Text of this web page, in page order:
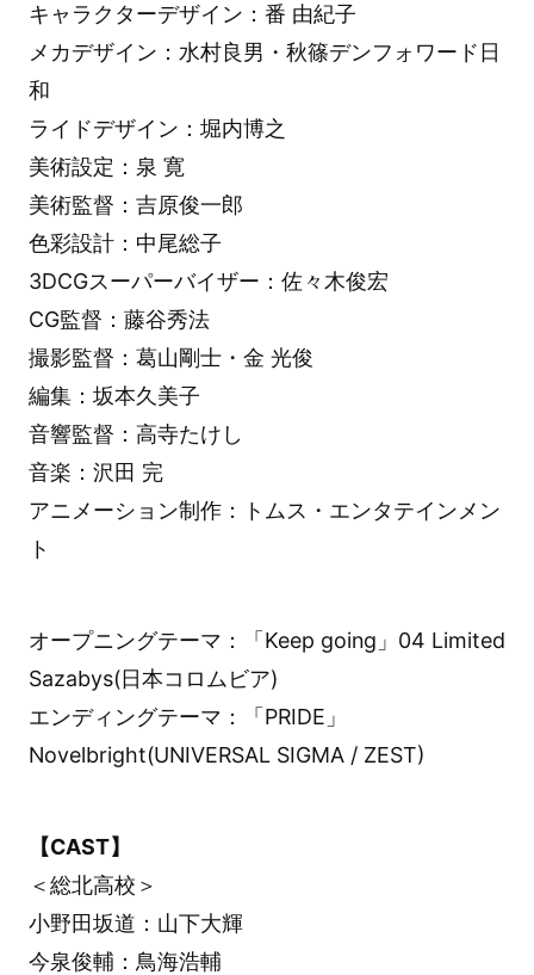
キャラクターデザイン：番 由紀子
メカデザイン：水村良男・秋篠デンフォワード日
和
ライドデザイン：堀内博之
美術設定：泉 寛
美術監督：吉原俊一郎
色彩設計：中尾総子
3DCGスーパーバイザー：佐々木俊宏
CG監督：藤谷秀法
撮影監督：葛山剛士・金 光俊
編集：坂本久美子
音響監督：高寺たけし
音楽：沢田 完
アニメーション制作：トムス・エンタテインメン
ト
オープニングテーマ：「Keep going」04 Limited
Sazabys(日本コロムビア)
エンディングテーマ：「PRIDE」
Novelbright(UNIVERSAL SIGMA / ZEST)
【CAST】
＜総北高校＞
小野田坂道：山下大輝
今泉俊輔：鳥海浩輔